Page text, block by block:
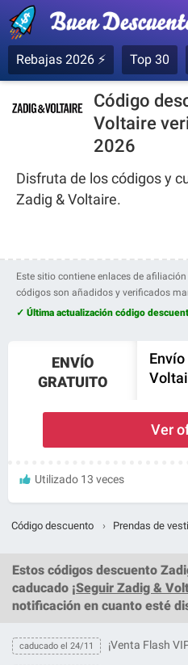
Rebajas 2026 ⚡ Top 30
Código
Voltaire
2026
Disfruta de los códigos y
Zadig & Voltaire.
Este sitio contiene enlaces de
códigos son añadidos y verificados
✓ Última actualización código
ENVÍO
GRATUITO
Ver
Utilizado 13 veces
Código descuento › Prendas de
Estos códigos descuento
caducado ¡Seguir Zadig &
notificación en cuanto esté
caducado el 24/11 ¡Venta Flash